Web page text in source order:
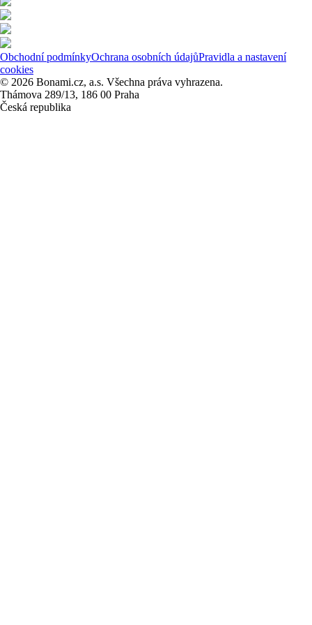
Obchodní podmínkyOchrana osobních údajůPravidla a nastavení
cookies
© 2026 Bonami.cz, a.s. Všechna práva vyhrazena.
Thámova 289/13, 186 00 Praha
Česká republika